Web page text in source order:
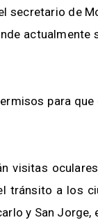
secretario de
actualmente
para
visitas
tránsito a los
y San Jorge,